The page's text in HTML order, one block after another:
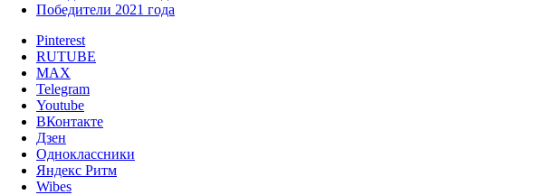
Победители 2021 года
Pinterest
RUTUBE
MAX
Telegram
Youtube
ВКонтакте
Дзен
Одноклассники
Яндекс Ритм
Wibes